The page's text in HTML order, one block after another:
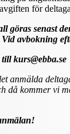
för
göras senast
avbokning
kurs@ebba.se
anmälda
då kommer vi